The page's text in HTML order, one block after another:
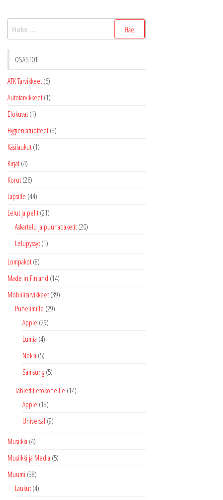
OSASTOT
ATK Tarvikkeet (6)
Autotarvikkeet (1)
Elokuvat (1)
Hygieniatuotteet (3)
Käsilaukut (1)
Kirjat (4)
Korut (26)
Lapsille (44)
Lelut ja pelit (21)
Askartelu ja puuhapaketit (20)
Lelupyssyt (1)
Lompakot (8)
Made in Finland (14)
Mobiilitarvikkeet (39)
Puhelimille (29)
Apple (29)
Lumia (4)
Nokia (5)
Samsung (5)
Tablettitietokoneille (14)
Apple (13)
Universal (9)
Musiikki (4)
Musiikki ja Media (5)
Muumi (38)
Laukut (4)